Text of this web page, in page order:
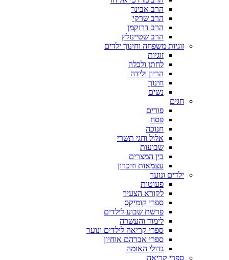
הרב אבינר
הרב שרקי
הרב דרוקמן
הרב שטיינזלץ
זוגיות משפחה וחינוך ילדים
זוגיות
לחתן ולכלה
הריון ולידה
חינוך
נשים
חגים
פורים
פסח
חנוכה
אלול וחגי תשרי
שבועות
בין המצרים
עצמאות וזיכרון
ילדים ונוער
פעוטות
לקורא הצעיר
ספרי קומיקס
פרשת שבוע לילדים
לימוד והעשרה
ספרי קריאה לילדים ונוער
ספרי אברהם אוחיון
גדולי האומה
ספרי קריאה